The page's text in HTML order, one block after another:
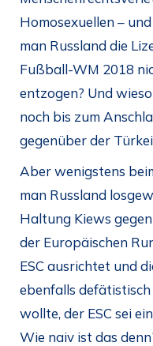
Homosexuellen –
man Russland die
Fußball-WM 2018
entzogen? Und
noch bis zum
gegenüber der
Aber wenigstens
man Russland
Haltung Kiews
der Europäischen
ESC ausrichtet und
ebenfalls
wollte, der ESC sei
Wie naiv ist das